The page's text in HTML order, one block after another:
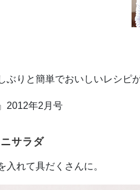
ぶりと簡単でおいしいレシピ
2012年2月号
ニサラダ
入れて具だくさんに。